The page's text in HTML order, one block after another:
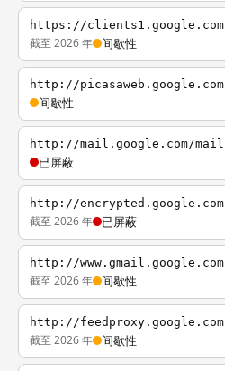
https://clients1.google.com
截至 2026 年 间歇性
http://picasaweb.google.com
间歇性
http://mail.google.com/mail
已屏蔽
http://encrypted.google.com
截至 2026 年 已屏蔽
http://www.gmail.google.com
截至 2026 年 间歇性
http://feedproxy.google.com
截至 2026 年 间歇性